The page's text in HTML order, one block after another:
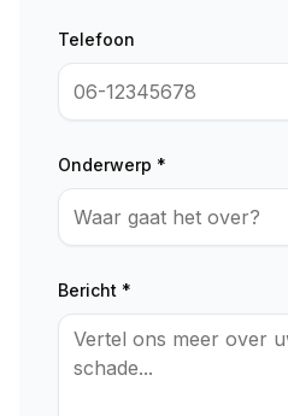
Telefoon
Onderwerp *
Bericht *